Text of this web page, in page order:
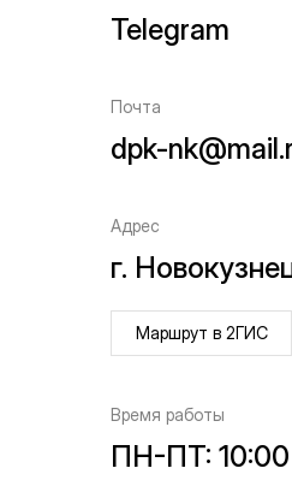
Telegram
Почта
dpk-
Адрес
г.
Время работы
ПН-ПТ: 10:00
Маршрут в 2ГИС